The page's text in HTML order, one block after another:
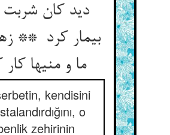
دید کان شربت
بیمار کرد **
ما و منیها کار کرد
kendisini
o
zehirinin